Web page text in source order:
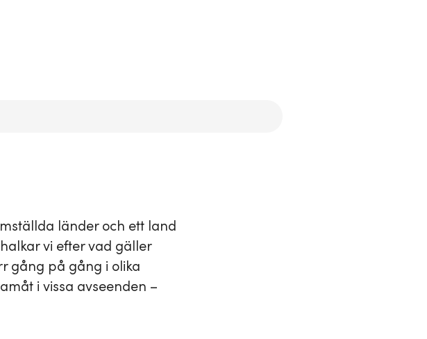
länder och ett land
vi efter vad gäller
gång på gång i olika
i vissa avseenden –